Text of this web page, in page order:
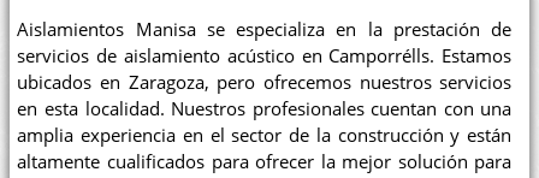
Aislamientos Manisa se especializa en la prestación de
servicios de aislamiento acústico en Camporrélls. Estamos
ubicados en Zaragoza, pero ofrecemos nuestros servicios
en esta localidad. Nuestros profesionales cuentan con una
amplia experiencia en el sector de la construcción y están
altamente cualificados para ofrecer la mejor solución para